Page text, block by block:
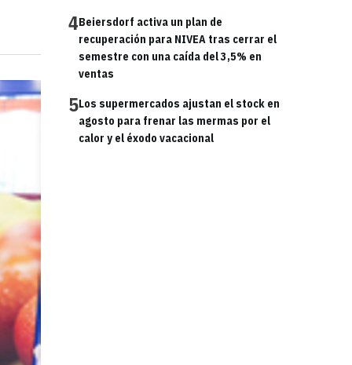
4Beiersdorf activa un plan de
recuperación para NIVEA tras cerrar el
semestre con una caída del 3,5% en
ventas
5Los supermercados ajustan el stock en
agosto para frenar las mermas por el
calor y el éxodo vacacional